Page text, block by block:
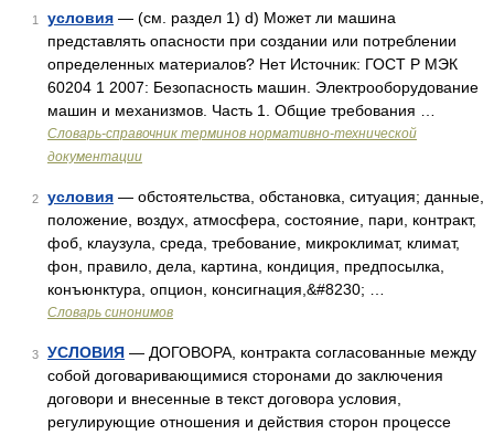
1 условия — (см. раздел 1) d) Может ли машина
представлять опасности при создании или потреблении
определенных материалов? Нет Источник: ГОСТ Р МЭК
60204 1 2007: Безопасность машин. Электрооборудование
машин и механизмов. Часть 1. Общие требования …
Словарь-справочник терминов нормативно-технической
документации
2 условия — обстоятельства, обстановка, ситуация; данные,
положение, воздух, атмосфера, состояние, пари, контракт,
фоб, клаузула, среда, требование, микроклимат, климат,
фон, правило, дела, картина, кондиция, предпосылка,
конъюнктура, опцион, консигнация,&#8230; …
Словарь синонимов
3 УСЛОВИЯ — ДОГОВОРА, контракта согласованные между
собой договаривающимися сторонами до заключения
договори и внесенные в текст договора условия,
регулирующие отношения и действия сторон процессе